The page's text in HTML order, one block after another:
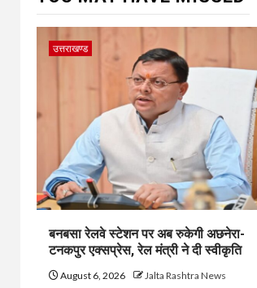
उत्तराखण्ड
बनबसा रेलवे स्टेशन पर अब रुकेगी अछनेरा-
टनकपुर एक्सप्रेस, रेल मंत्री ने दी स्वीकृति
August 6, 2026 Jalta Rashtra News